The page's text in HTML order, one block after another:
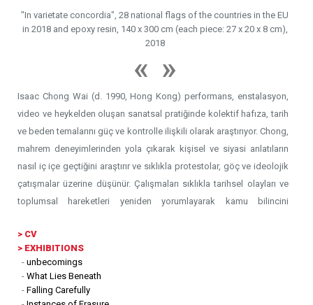
"In varietate concordia", 28 national flags of the countries in the EU
in 2018 and epoxy resin, 140 x 300 cm (each piece: 27 x 20 x 8 cm),
2018
Isaac Chong Wai (d. 1990, Hong Kong) performans, enstalasyon,
video ve heykelden oluşan sanatsal pratiğinde kolektif hafıza, tarih
ve beden temalarını güç ve kontrolle ilişkili olarak araştırıyor. Chong,
mahrem deneyimlerinden yola çıkarak kişisel ve siyasi anlatıların
nasıl iç içe geçtiğini araştırır ve sıklıkla protestolar, göç ve ideolojik
çatışmalar üzerine düşünür. Çalışmaları sıklıkla tarihsel olayları ve
toplumsal hareketleri yeniden yorumlayarak kamu bilincini
Chong'un yaklaşımı, bedeni bir müzakere ve direniş alanı olarak
kullanarak performatifliğe derinlemesine dayanır. Chong, 60. La
Biennale di Venezia'da sergilenen Falling Reversely gibi
> CV
> EXHIBITIONS
- unbecomings
- What Lies Beneath
- Falling Carefully